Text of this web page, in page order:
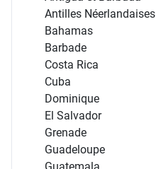
Antilles Néerlandaises
Bahamas
Barbade
Costa Rica
Cuba
Dominique
El Salvador
Grenade
Guadeloupe
Guatemala